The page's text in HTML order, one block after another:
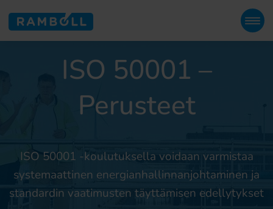
ISO 50001 –
Perusteet
ISO 50001 -koulutuksella voidaan varmistaa
systemaattinen energianhallinnanjohtaminen ja
standardin vaatimusten täyttämisen edellytykset